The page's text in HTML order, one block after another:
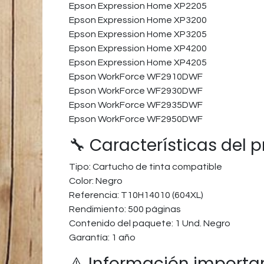
Epson Expression Home XP2205
Epson Expression Home XP3200
Epson Expression Home XP3205
Epson Expression Home XP4200
Epson Expression Home XP4205
Epson WorkForce WF2910DWF
Epson WorkForce WF2930DWF
Epson WorkForce WF2935DWF
Epson WorkForce WF2950DWF
🔧 Características del
Tipo: Cartucho de tinta compatible
Color: Negro
Referencia: T10H14010 (604XL)
Rendimiento: 500 páginas
Contenido del paquete: 1 Und. Negro
Garantía: 1 año